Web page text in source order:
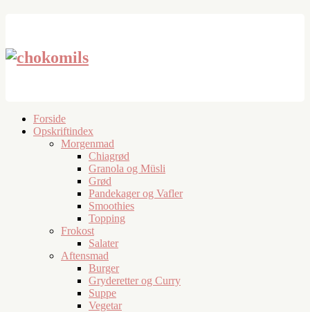
Forside
Opskriftindex
Morgenmad
Chiagrød
Granola og Müsli
Grød
Pandekager og Vafler
Smoothies
Topping
Frokost
Salater
Aftensmad
Burger
Gryderetter og Curry
Suppe
Vegetar